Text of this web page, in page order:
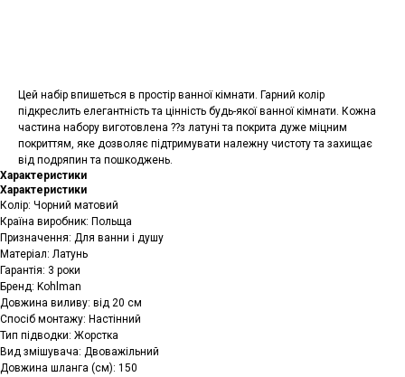
Цей набір впишеться в простір ванної кімнати. Гарний колір
підкреслить елегантність та цінність будь-якої ванної кімнати. Кожна
частина набору виготовлена ??з латуні та покрита дуже міцним
покриттям, яке дозволяє підтримувати належну чистоту та захищає
від подряпин та пошкоджень.
Характеристики
Характеристики
Колір: Чорний матовий
Країна виробник: Польща
Призначення: Для ванни і душу
Матеріал: Латунь
Гарантія: 3 роки
Бренд: Kohlman
Довжина виливу: від 20 см
Спосіб монтажу: Настінний
Тип підводки: Жорстка
Вид змішувача: Двоважільний
Довжина шланга (см): 150